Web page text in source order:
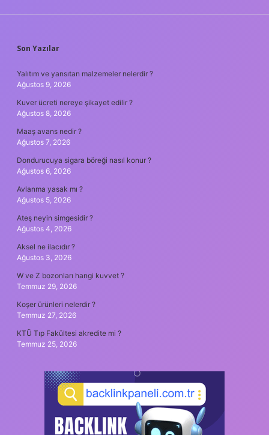
SIDEBAR
Son Yazılar
Yalıtım ve yansıtan malzemeler nelerdir ?
Ağustos 9, 2026
Kuver ücreti nereye şikayet edilir ?
Ağustos 8, 2026
Maaş avans nedir ?
Ağustos 7, 2026
Dondurucuya sigara böreği nasıl konur ?
Ağustos 6, 2026
Avlanma yasak mı ?
Ağustos 5, 2026
Ateş neyin simgesidir ?
Ağustos 4, 2026
Aksel ne ilacıdır ?
Ağustos 3, 2026
W ve Z bozonları hangi kuvvet ?
Temmuz 29, 2026
Koşer ürünleri nelerdir ?
Temmuz 27, 2026
KTÜ Tıp Fakültesi akredite mi ?
Temmuz 25, 2026